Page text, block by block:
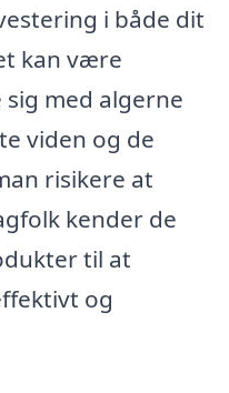
i både dit
kan være
med algerne
viden og de
risikere at
kender de
til at
og